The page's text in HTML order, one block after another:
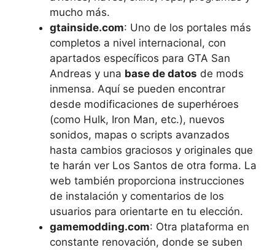
mucho más.
gtainside.com: Uno de los portales más
completos a nivel internacional, con
apartados específicos para GTA San
Andreas y una base de datos de mods
inmensa. Aquí se pueden encontrar
desde modificaciones de superhéroes
(como Hulk, Iron Man, etc.), nuevos
sonidos, mapas o scripts avanzados
hasta cambios graciosos y originales que
te harán ver Los Santos de otra forma. La
web también proporciona instrucciones
de instalación y comentarios de los
usuarios para orientarte en tu elección.
gamemodding.com: Otra plataforma en
constante renovación, donde se suben